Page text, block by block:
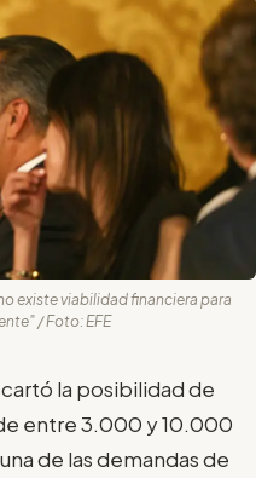
existe viabilidad financiera para
/ Foto: EFE
la posibilidad de
entre 3.000 y 10.000
de las demandas de